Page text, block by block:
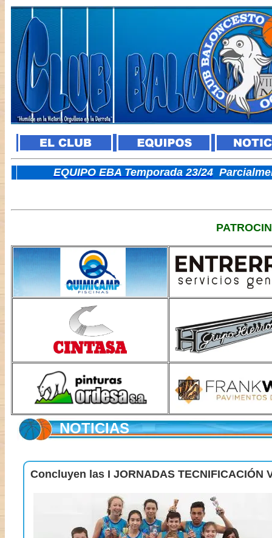
EQUIPO EBA Temporada 23/24
NOTICIAS
Concluyen las I JORNADAS TECNIFICACIÓN